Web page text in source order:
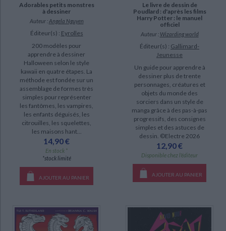
SUPPORT
livre (23)
DISPONIBILITÉ
epuise (49)
disponible (23)
a-paraitre (2)
Adorables petits monstres
à dessiner
Auteur :Angela Nguyen
Éditeur(s) : Eyrolles
200 modèles pour
apprendre à dessiner
Halloween selon le style
kawaii en quatre étapes. La
méthode est fondée sur un
assemblage de formes très
simples pour représenter
les fantômes, les vampires,
les enfants déguisés, les
citrouilles, les squelettes,
les maisons hant...
14,90 €
En stock *
*stock limité
AJOUTER AU PANIER
Le livre de dessin de
Poudlard : d'après les films
Harry Potter : le manuel
officiel
Auteur : Wizarding world
Éditeur(s) : Gallimard-
Jeunesse
Un guide pour apprendre à
dessiner plus de trente
personnages, créatures et
objets du monde des
sorciers dans un style de
manga grâce à des pas-à-pas
progressifs, des consignes
simples et des astuces de
dessin. ©Electre 2026
12,90 €
Disponible chez l'éditeur
AJOUTER AU PANIER